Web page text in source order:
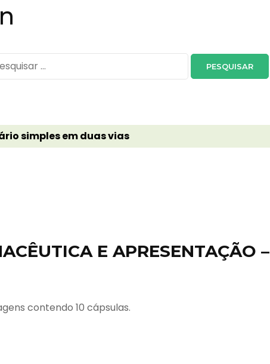
simples em duas vias
E APRESENTAÇÃO –
contendo 10 cápsulas.